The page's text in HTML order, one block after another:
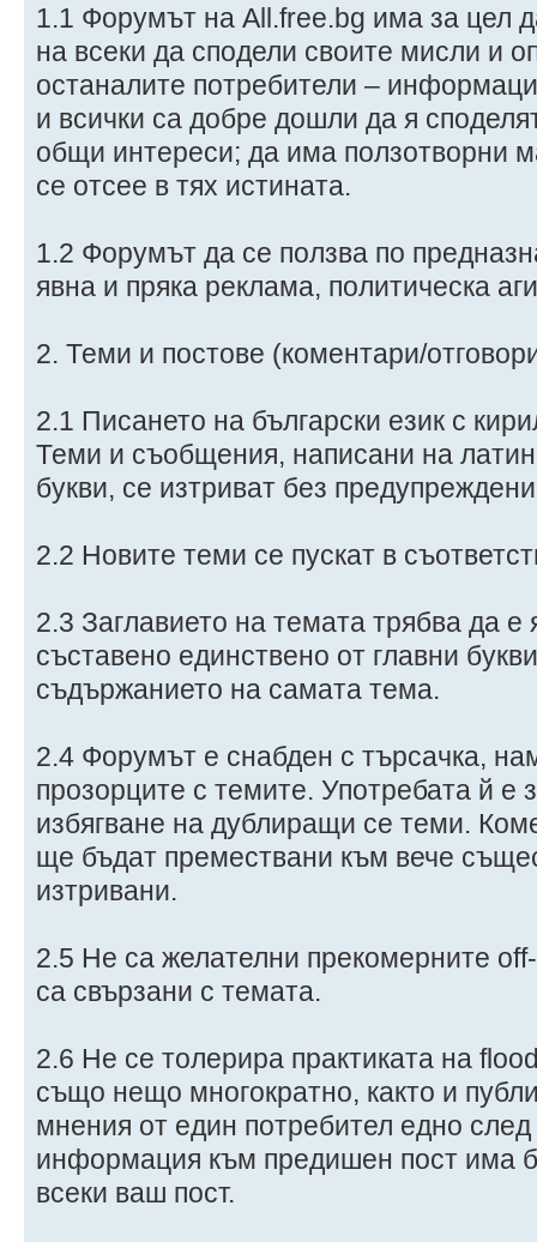
1.1 Форумът на All.free.bg има за цел
на всеки да сподели своите мисли и
останалите потребители –
и всички са добре дошли да я
общи интереси; да има ползотворни
се отсее в тях истината.
1.2 Форумът да се ползва по
явна и пряка реклама, политическа
2. Теми и постове (коментари/
2.1 Писането на български език с
Теми и съобщения, написани на
букви, се изтриват без
2.2 Новите теми се пускат в
2.3 Заглавието на темата трябва да е
съставено единствено от главни
съдържанието на самата тема.
2.4 Форумът е снабден с търсачка,
прозорците с темите. Употребата й е
избягване на дублиращи се теми.
ще бъдат премествани към вече
изтривани.
2.5 Не са желателни прекомерните
са свързани с темата.
2.6 Не се толерира практиката на
също нещо многократно, както и
мнения от един потребител едно
информация към предишен пост има
всеки ваш пост.